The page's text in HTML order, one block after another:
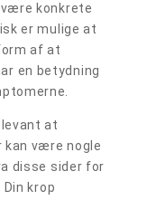
konkrete
er mulige at
af at
en betydning
at
kan være nogle
disse sider for
krop